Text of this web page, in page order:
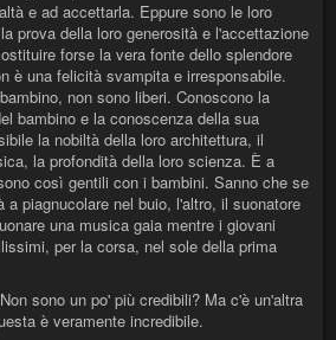
e ad accettarla. Eppure sono le loro
prova della loro generosità e l'accettazione
forse la vera fonte dello splendore
è una felicità svampita e irresponsabile.
non sono liberi. Conoscono la
bambino e la conoscenza della sua
la nobiltà della loro architettura, il
la profondità della loro scienza. È a
così gentili con i bambini. Sanno che se
a piagnucolare nel buio, l'altro, il suonatore
una musica gaia mentre i giovani
per la corsa, nel sole della prima
sono un po' più credibili? Ma c'è un'altra
è veramente incredibile.